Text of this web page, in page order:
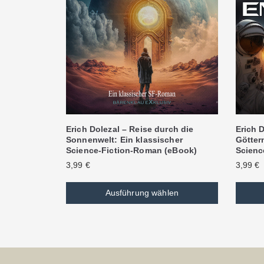
Erich Dolezal – Reise durch die
Sonnenwelt: Ein klassischer
Science-Fiction-Roman (eBook)
3,99 €
Ausführung wählen
Erich
3,99€